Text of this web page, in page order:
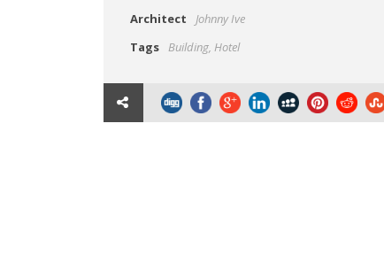
Architect
Johnny Ive
Tags Building, Hotel